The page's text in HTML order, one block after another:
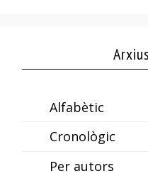
Alfabètic
Cronològic
Per autors